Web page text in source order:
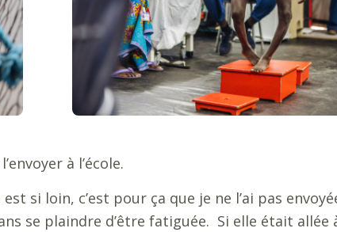
à l’école.
est si loin, c’est pour ça que je ne l’ai pas
se plaindre d’être fatiguée. Si elle était allée